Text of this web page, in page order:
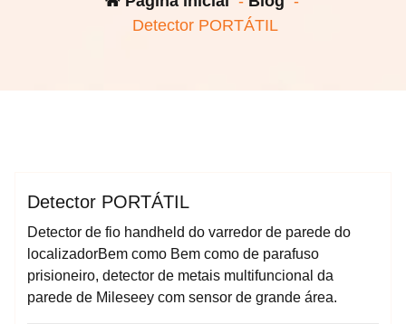
Detector PORTÁTIL
Blog
Detector PORTÁTIL
Detector de fio handheld do varredor de parede do
localizadorBem como Bem como de parafuso
prisioneiro, detector de metais multifuncional da
parede de Mileseey com sensor de grande área.